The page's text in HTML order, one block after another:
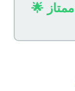
🌟